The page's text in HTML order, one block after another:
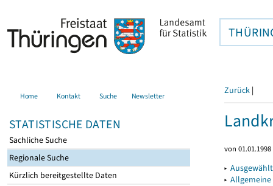
Home Kontakt Suche Newsletter
STATISTISCHE DATEN
Sachliche Suche
Regionale Suche
Kürzlich bereitgestellte Daten
Zurück |
von
▸
▸